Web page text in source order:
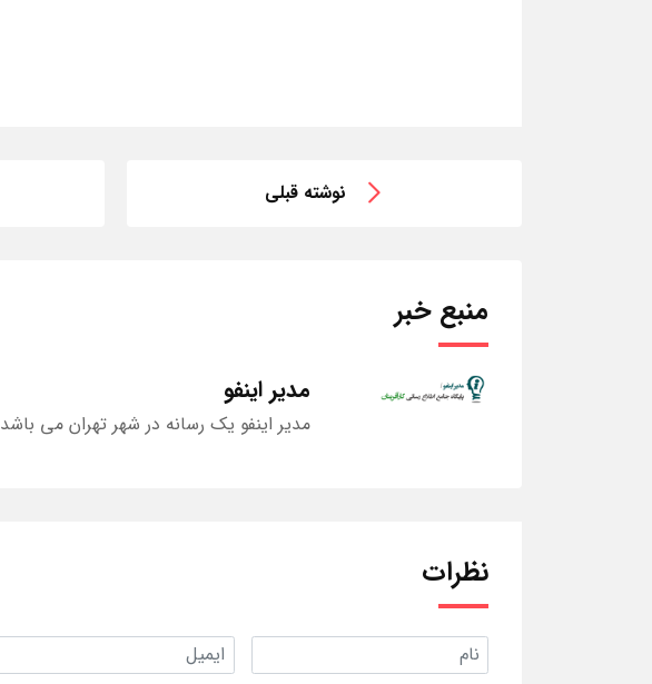
نوشته قبلی
منبع خبر
مدیر اینفو
مدیر اینفو یک رسانه در شهر تهران می باشد
نظرات